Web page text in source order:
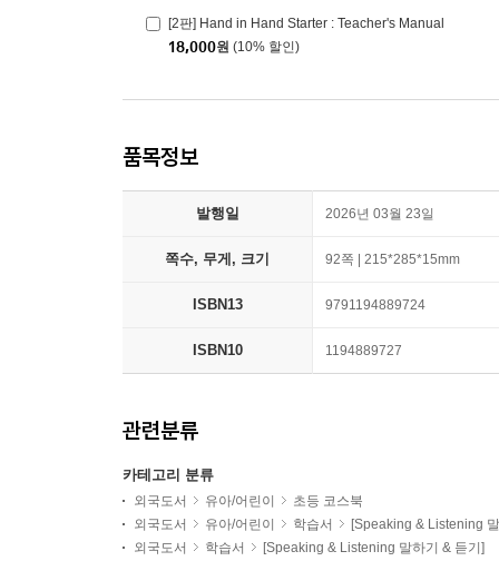
[2판] Hand in Hand Starter : Teacher's Manual
18,000원 (10% 할인)
품목정보
발행일 2026년 03월 23일
쪽수, 무게, 크기 92쪽 | 215*285*15mm
ISBN13 9791194889724
ISBN10 1194889727
관련분류
카테고리 분류
외국도서 유아/어린이
초등 코스북
외국도서
유아/어린이 학습서
[Speaking & Listening
외국도서
학습서
[Speaking & Listening 말하기 & 듣기]